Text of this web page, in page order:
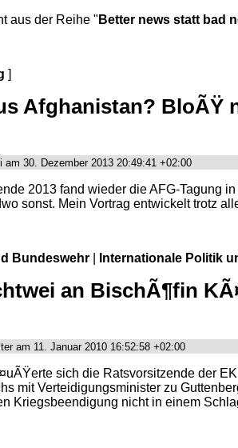
aus der Reihe " Better news statt bad
]
Afghanistan? BloÃŸ
30. Dezember 2013 20:49:41 +02:00
2013 fand wieder die AFG-Tagung
sonst. Mein Vortrag entwickelt trotz
Bundeswehr Internationale Politik
an BischÃ¶fin
am 11. Januar 2010 16:52:58 +02:00
sich die Ratsvorsitzende der
mit Verteidigungsminister zu
Kriegsbeendigung nicht in einem